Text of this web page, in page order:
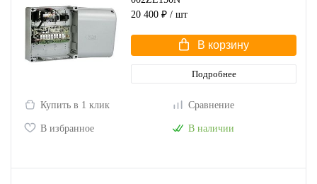
20 400 ₽ / шт
В корзину
Подробнее
Купить в 1 клик Сравнение
В избранное В наличии